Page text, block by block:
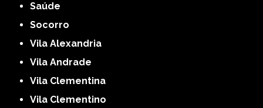
Saúde
Socorro
Vila Alexandria
Vila Andrade
Vila Clementina
Vila Clementino